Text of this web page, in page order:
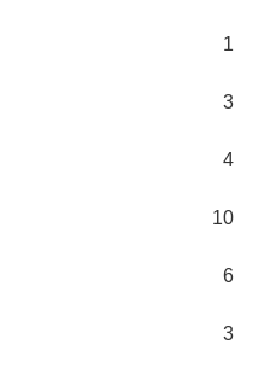
1
3
4
10
6
3